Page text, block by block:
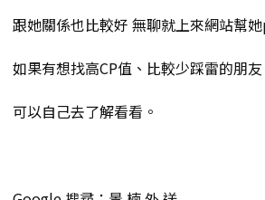
跟她關係也比較好 無聊就上來網站幫
如果有想找高CP值、比較少踩雷的朋友
可以自己去了解看看。